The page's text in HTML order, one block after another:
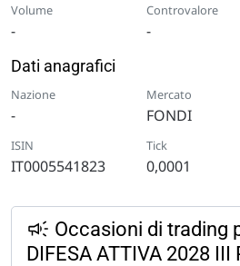
Volume
-
Controvalore
-
Dati anagrafici
Nazione
-
Mercato
FONDI
ISIN
IT0005541823
Tick
0,0001
Occasioni di trading
DIFESA ATTIVA 2028 III